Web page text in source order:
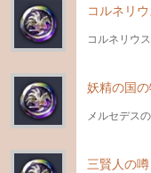
コルネリ
コルネリウ
妖精の国
メルセデス
三賢人の噂